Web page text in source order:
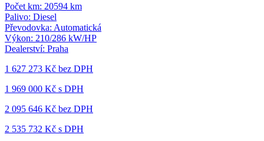
Počet km: 20594 km
Palivo: Diesel
Převodovka: Automatická
Výkon: 210/286 kW/HP
Dealerství: Praha
1 627 273 Kč bez DPH
1 969 000 Kč s DPH
2 095 646 Kč bez DPH
2 535 732 Kč s DPH